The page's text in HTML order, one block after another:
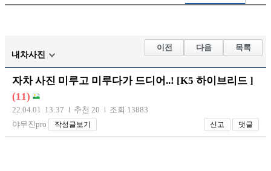
자유사진 군사/무기
트럭/버스
장착시공사진
내차사진
이전 다음 목록
자차 사진 미루고 미루다가 드디어..! [K5 하이브리드 ]
(11)
22.04.01 13:37 추천 20
조회 13883
야무진pro
작성글보기 신고 댓글